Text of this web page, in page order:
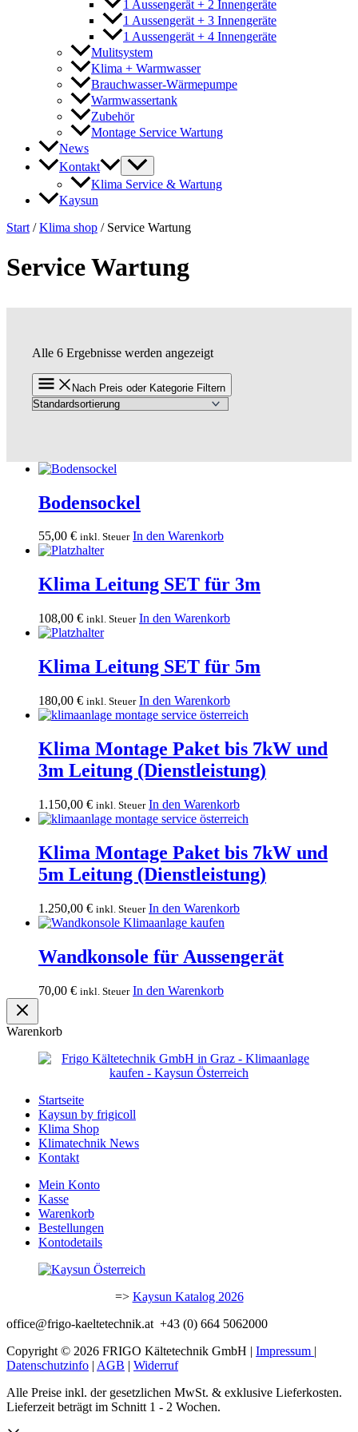
1 Aussengerät + 2 Innengeräte
1 Aussengerät + 3 Innengeräte
1 Aussengerät + 4 Innengeräte
Mulitsystem
Klima + Warmwasser
Brauchwasser-Wärmepumpe
Warmwassertank
Zubehör
Montage Service Wartung
News
Kontakt
Klima Service & Wartung
Kaysun
Start /Klima shop / Service Wartung
Service Wartung
Alle 6 Ergebnisse werden angezeigt
Nach Preis oder Kategorie Filtern
Bodensockel
55,00 € inkl. Steuer In den Warenkorb
Klima Leitung SET für 3m
108,00 € inkl. Steuer In den Warenkorb
Klima Leitung SET für 5m
180,00 € inkl. Steuer In den Warenkorb
Klima Montage Paket bis 7kW und
3m Leitung (Dienstleistung)
1.150,00 € inkl. Steuer In den Warenkorb
Klima Montage Paket bis 7kW und
5m Leitung (Dienstleistung)
1.250,00 € inkl. Steuer In den Warenkorb
Wandkonsole für Aussengerät
70,00 € inkl. Steuer In den Warenkorb
Warenkorb
Startseite
Kaysun by frigicoll
Klima Shop
Klimatechnik News
Kontakt
Mein Konto
Kasse
Warenkorb
Bestellungen
Kontodetails
=> Kaysun Katalog 2026
office@frigo-kaeltetechnik.at +43 (0) 664 5062000
Copyright © 2026 FRIGO Kältetechnik GmbH | Impressum |
Datenschutzinfo | AGB | Widerruf
Alle Preise inkl. der gesetzlichen MwSt. & exklusive Lieferkosten.
Lieferzeit beträgt im Schnitt 1 - 2 Wochen.